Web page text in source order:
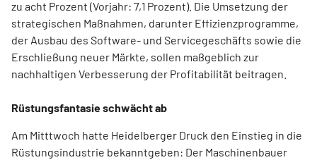
zu acht Prozent (Vorjahr: 7,1 Prozent). Die Umsetzung der
strategischen Maßnahmen, darunter Effizienzprogramme,
der Ausbau des Software- und Servicegeschäfts sowie die
Erschließung neuer Märkte, sollen maßgeblich zur
nachhaltigen Verbesserung der Profitabilität beitragen.
Rüstungsfantasie schwächt ab
Am Mitttwoch hatte Heidelberger Druck den Einstieg in die
Rüstungsindustrie bekanntgeben: Der Maschinenbauer